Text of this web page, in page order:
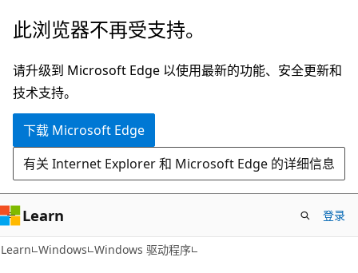
跳
主
要
内
此浏览器不再受支持。
请升级到 Microsoft Edge 以使用最新的功能、安全更新和
技术支持。
下载 Microsoft Edge
有关 Internet Explorer 和 Microsoft Edge 的详细信息
Learn 登录
Learn Windows Windows 驱动程序